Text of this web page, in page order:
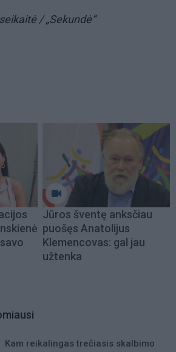
/ „Sekundė“
Jūros šventę anksčiau
puošęs Anatolijus
Klemencovas: gal jau
užtenka
Kam reikalingas trečiasis skalbimo